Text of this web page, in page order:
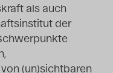
Blog
als auch
der
(un)sichtbaren